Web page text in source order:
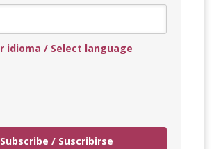
idioma / Select language
Subscribe / Suscribirse